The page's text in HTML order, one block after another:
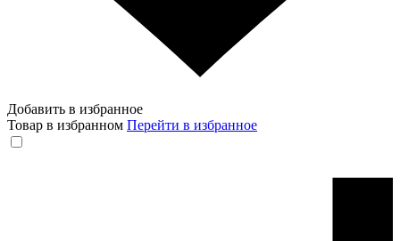
Добавить в избранное
Товар в избранном Перейти в избранное